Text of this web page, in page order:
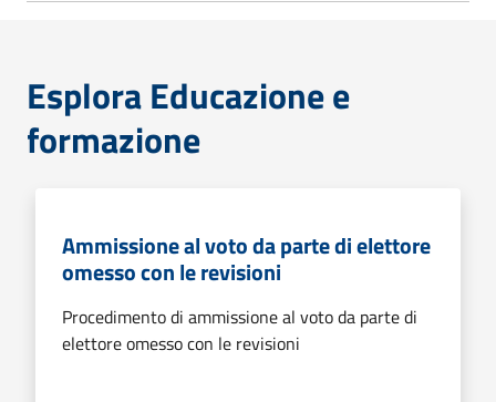
Esplora Educazione e
formazione
Ammissione al voto da parte di elettore
omesso con le revisioni
Procedimento di ammissione al voto da parte di
elettore omesso con le revisioni